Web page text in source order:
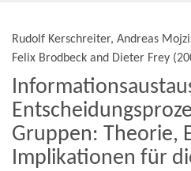
Rudolf Kerschreiter, Andreas
Felix Brodbeck and Dieter Frey (
Gruppen: Theorie,
Implikationen für